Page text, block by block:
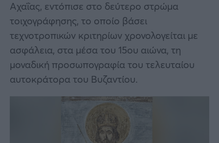
Αχαΐας, εντόπισε στο δεύτερο στρώμα
τοιχογράφησης, το οποίο βάσει
τεχνοτροπικών κριτηρίων χρονολογείται με
ασφάλεια, στα μέσα του 15ου αιώνα, τη
μοναδική προσωπογραφία του τελευταίου
αυτοκράτορα του Βυζαντίου.